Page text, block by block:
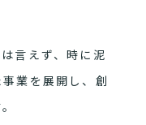
言えず、時に泥
業を展開し、創